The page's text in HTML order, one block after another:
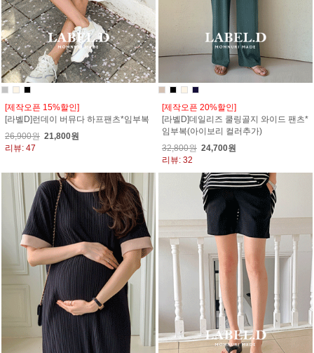
[제작오픈 15%할인]
[라벨D]런데이 버뮤다 하프팬츠*임부복
26,900원 21,800원
리뷰: 47
[제작오픈 20%할인]
[라벨D]데일리즈 쿨링골지 와이드 팬츠*
임부복(아이보리 컬러추가)
32,800원 24,700원
리뷰: 32